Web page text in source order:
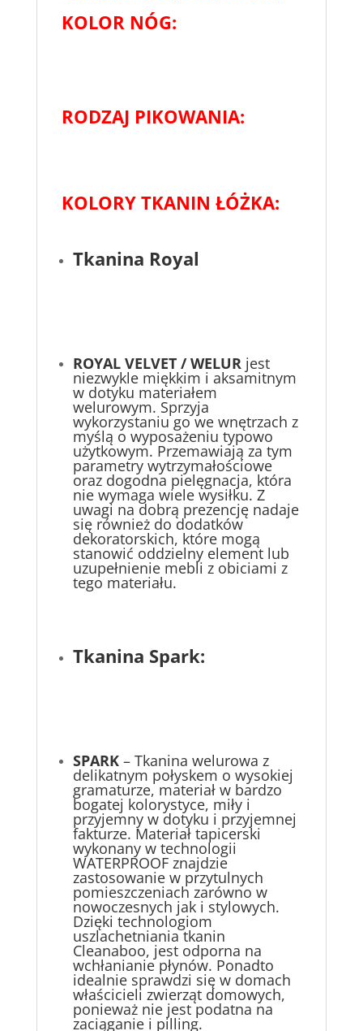
KOLOR NÓG:
RODZAJ PIKOWANIA:
KOLORY TKANIN ŁÓŻKA:
Tkanina Royal
ROYAL VELVET / WELURjest
niezwykle miękkim i aksamitnym
w dotyku materiałem
welurowym. Sprzyja
wykorzystaniu go we wnętrzach z
myślą o wyposażeniu typowo
użytkowym. Przemawiają za tym
parametry wytrzymałościowe
oraz dogodna pielęgnacja, która
nie wymaga wiele wysiłku. Z
uwagi na dobrą prezencję nadaje
się również do dodatków
dekoratorskich, które mogą
stanowić oddzielny element lub
uzupełnienie mebli z obiciami z
tego materiału.
Tkanina Spark:
SPARK– Tkanina welurowa z
delikatnym połyskem o wysokiej
gramaturze, materiał w bardzo
bogatej kolorystyce, miły i
przyjemny w dotyku i przyjemnej
fakturze. Materiał tapicerski
wykonany w technologii
WATERPROOF znajdzie
zastosowanie w przytulnych
pomieszczeniach zarówno w
nowoczesnych jak i stylowych.
Dzięki technologiom
uszlachetniania tkanin
Cleanaboo, jest odporna na
wchłanianie płynów. Ponadto
idealnie sprawdzi się w domach
właścicieli zwierząt domowych,
ponieważ nie jest podatna na
zaciąganie i pilling.